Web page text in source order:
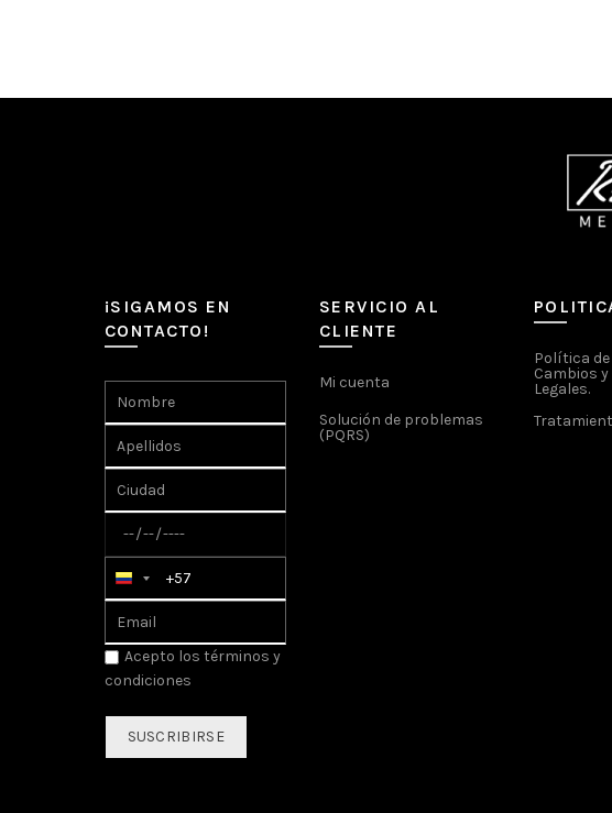
¡SIGAMOS EN
CONTACTO!
Acepto los términos y
condiciones
SERVICIO AL
CLIENTE
Mi cuenta
Solución de problemas
(PQRS)
Política
Cambios
Legales.